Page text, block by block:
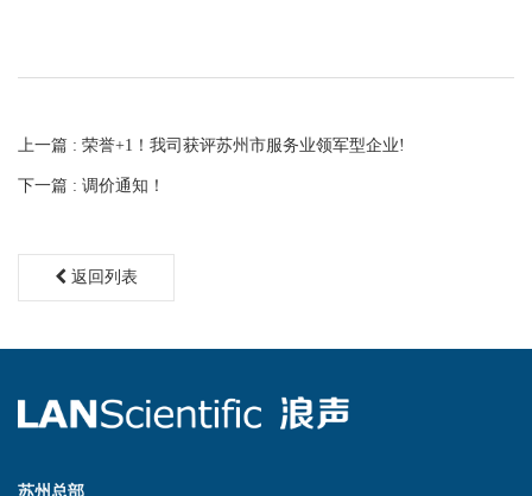
上一篇 : 荣誉+1！我司获评苏州市服务业领军型企业!
下一篇 : 调价通知！
返回列表
苏州总部